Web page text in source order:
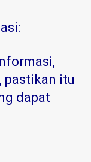
pastikan itu
dapat